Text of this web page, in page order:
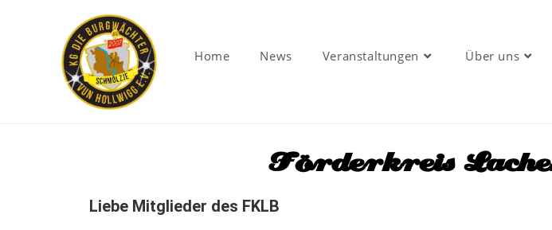
Home News Veranstaltungen Über uns
Förderkreis
Liebe Mitglieder des FKLB